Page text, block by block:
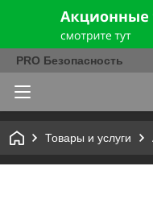
PRO Безопасность
Товары и услуги